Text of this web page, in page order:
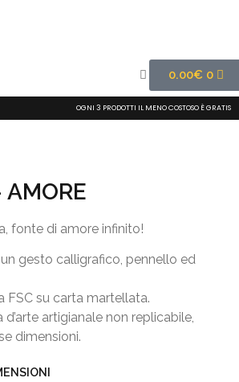
0.00€ 0
OGNI 3 PRODOTTI IL MENO COSTOSO È GRATIS
fonte di amore infinito!
gesto calligrafico, pennello ed
FSC su carta martellata.
artigianale non replicabile,
dimensioni.